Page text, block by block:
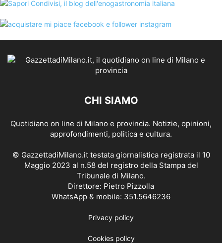
CHI SIAMO
Quotidiano on line di Milano e provincia. Notizie, opinioni,
approfondimenti, politica e cultura.
© GazzettadiMilano.it testata giornalistica registrata il 10
Maggio 2023 al n.58 del registro della Stampa del
Tribunale di Milano.
Direttore: Pietro Pizzolla
WhatsApp & mobile: 351.5646236
Privacy policy
Cookies policy